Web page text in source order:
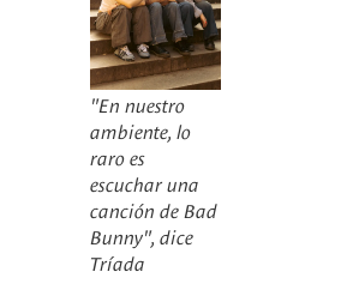
"En nuestro
ambiente, lo
raro es
escuchar una
canción de Bad
Bunny", dice
Tríada